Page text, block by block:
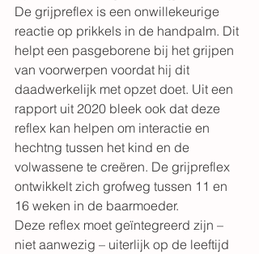
De grijpreflex is een onwillekeurige
reactie op prikkels in de handpalm. Dit
helpt een pasgeborene bij het grijpen
van voorwerpen voordat hij dit
daadwerkelijk met opzet doet. Uit een
rapport uit 2020 bleek ook dat deze
reflex kan helpen om interactie en
hechtng tussen het kind en de
volwassene te creëren. De grijpreflex
ontwikkelt zich grofweg tussen 11 en
16 weken in de baarmoeder.
Deze reflex moet geïntegreerd zijn –
niet aanwezig – uiterlijk op de leeftijd